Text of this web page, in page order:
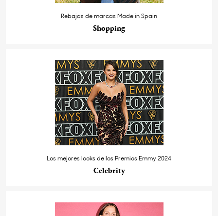
Rebajas de marcas Made in Spain
Shopping
Los mejores looks de los Premios Emmy 2024
Celebrity